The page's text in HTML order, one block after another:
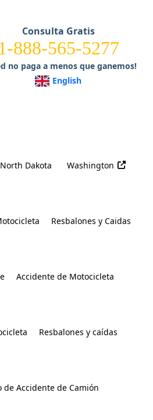
Consulta Gratis
888-565-5277
no paga a menos que ganemos!
English
North Dakota Washington
Resbalones y Caidas
Accidente de Motocicleta
Resbalones y caídas
de Accidente de Camión